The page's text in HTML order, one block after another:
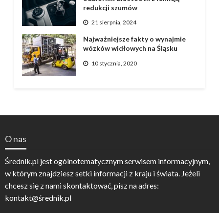
redukcji szumów
21 sierpnia, 2024
Najważniejsze fakty o wynajmie
wózków widłowych na Śląsku
10 stycznia, 2020
O nas
Średnik.pl jest ogólnotematycznym serwisem informacyjnym,
w którym znajdziesz setki informacji z kraju i świata. Jeżeli
chcesz się z nami skontaktować, pisz na adres:
kontakt@średnik.pl